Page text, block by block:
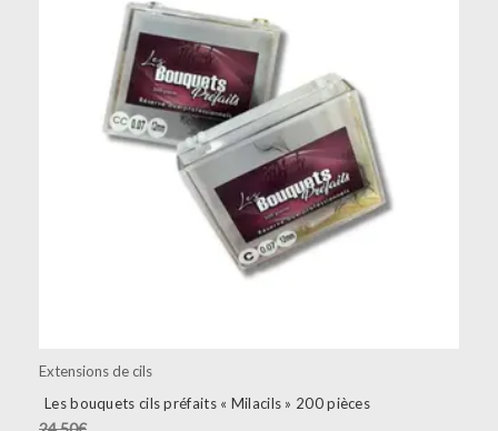
Extensions de cils
Les bouquets cils préfaits « Milacils » 200 pièces
plusieurs
variations.
Les
options
peuvent
être
choisies
sur
la
page